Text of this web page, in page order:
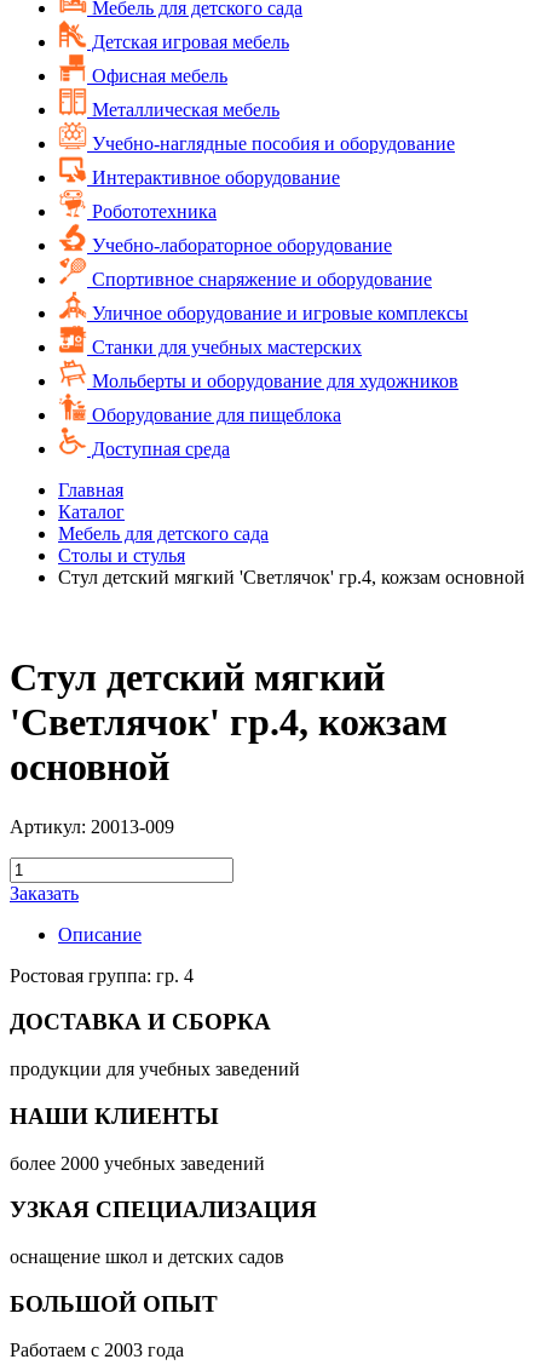
Мебель для детского сада
Детская игровая мебель
Офисная мебель
Металлическая мебель
Учебно-наглядные пособия и оборудование
Интерактивное оборудование
Робототехника
Учебно-лабораторное оборудование
Спортивное снаряжение и оборудование
Уличное оборудование и игровые комплексы
Cтанки для учебных мастерских
Мольберты и оборудование для художников
Оборудование для пищеблока
Доступная среда
Главная
Каталог
Мебель для детского сада
Столы и стулья
Стул детский мягкий 'Светлячок' гр.4, кожзам основной
Стул детский мягкий
'Светлячок' гр.4, кожзам
основной
Артикул: 20013-009
Заказать
Описание
Ростовая группа: гр. 4
ДОСТАВКА И СБОРКА
продукции для учебных заведений
НАШИ КЛИЕНТЫ
более 2000 учебных заведений
УЗКАЯ СПЕЦИАЛИЗАЦИЯ
оснащение школ и детских садов
БОЛЬШОЙ ОПЫТ
Работаем с 2003 года